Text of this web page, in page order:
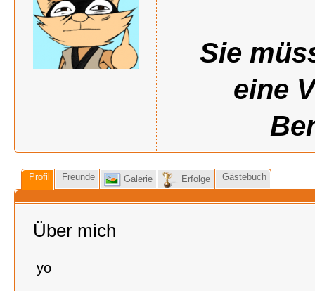
Sie
eine
Profil Freunde Galerie Erfolge Gästebuch
Über mich
yo